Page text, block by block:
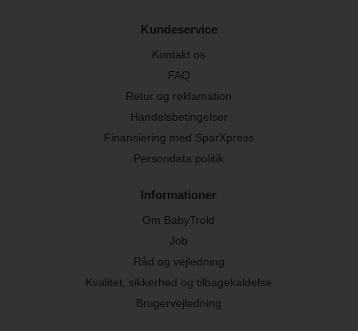
Kundeservice
Kontakt os
FAQ
Retur og reklamation
Handelsbetingelser
Finansiering med SparXpress
Persondata politik
Informationer
Om BabyTrold
Job
Råd og vejledning
Kvalitet, sikkerhed og tilbagekaldelse
Brugervejledning